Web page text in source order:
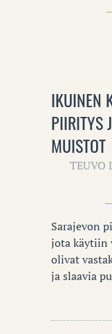
IKUINEN
PIIRITYS
MUISTOT
TEUVO
Sarajevon
jota käytiin
olivat
ja slaavia